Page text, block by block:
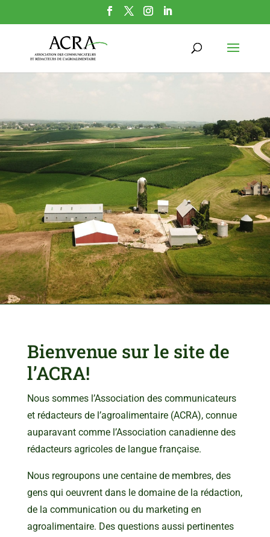
Bienvenue sur le site de
l’ACRA!
Nous sommes l’Association des communicateurs
et rédacteurs de l’agroalimentaire (ACRA), connue
auparavant comme l’Association canadienne des
rédacteurs agricoles de langue française.
Nous regroupons une centaine de membres, des
gens qui oeuvrent dans le domaine de la rédaction,
de la communication ou du marketing en
agroalimentaire. Des questions aussi pertinentes